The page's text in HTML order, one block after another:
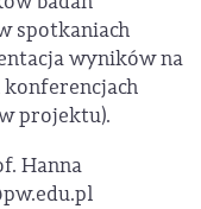
spotkaniach
wyników na
projektu).
Hanna